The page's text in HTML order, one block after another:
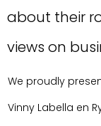
about their
views on
We proudly
Vinny Labella en